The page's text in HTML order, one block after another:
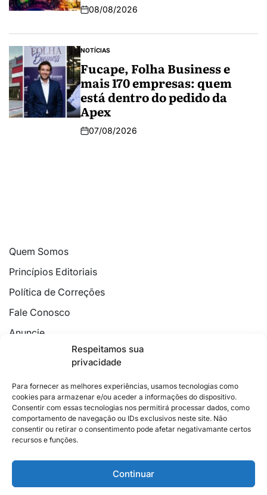
Respeitamos sua
privacidade
Para fornecer as melhores experiências, usamos tecnologias como
cookies para armazenar e/ou aceder a informações do dispositivo.
Consentir com essas tecnologias nos permitirá processar dados, como
comportamento de navegação ou IDs exclusivos neste site. Não
consentir ou retirar o consentimento pode afetar negativamante certos
recursos e funções.
Continuar
08/08/2026
NOTÍCIAS
Fucape, Folha Business e
mais 170 empresas: quem
está dentro do pedido da
Apex
07/08/2026
Quem Somos
Princípios Editoriais
Política de Correções
Fale Conosco
Anuncie
Política de Cookies
PoderEditorialCidades
EconomiaPesquisas